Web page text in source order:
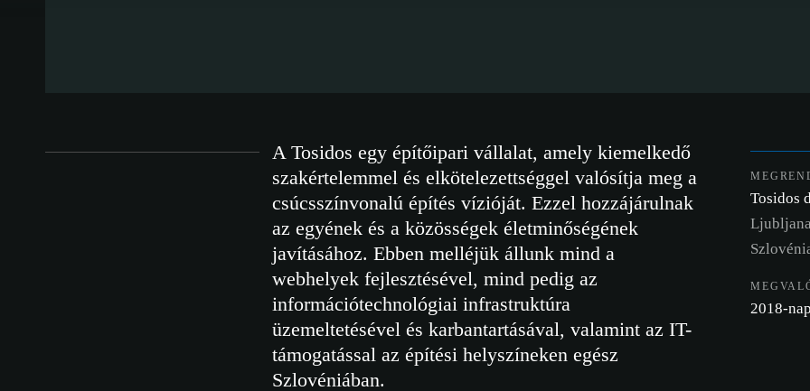
A Tosidos egy építőipari vállalat, amely kiemelkedő
szakértelemmel és elkötelezettséggel valósítja meg a
csúcsszínvonalú építés vízióját. Ezzel hozzájárulnak
az egyének és a közösségek életminőségének
javításához. Ebben melléjük állunk mind a
webhelyek fejlesztésével, mind pedig az
információtechnológiai infrastruktúra
üzemeltetésével és karbantartásával, valamint az IT-
támogatással az építési helyszíneken egész
Szlovéniában.
Tosidos
2018-